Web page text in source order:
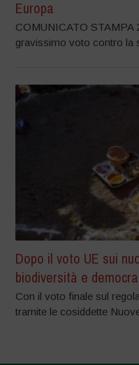
Europa
COMUNICATO STAMPA
gravissimo voto contro la
Dopo il voto UE sui
biodiversità e
Con il voto finale sul
tramite le cosiddette